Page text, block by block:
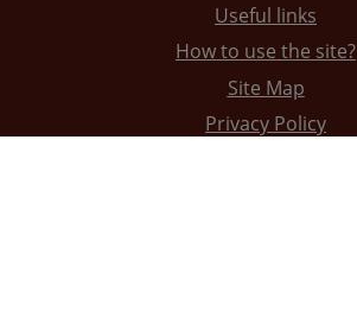
Useful links
How to use the site?
Site Map
Privacy Policy